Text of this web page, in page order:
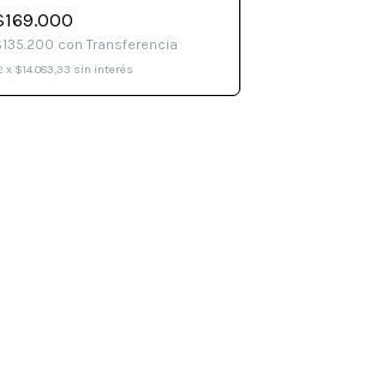
con Transferencia
x $14.083,33 sin interés